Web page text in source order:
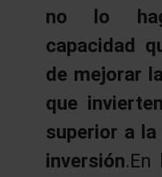
no lo
capacidad
de mejorar
que
superior a
inversión.En